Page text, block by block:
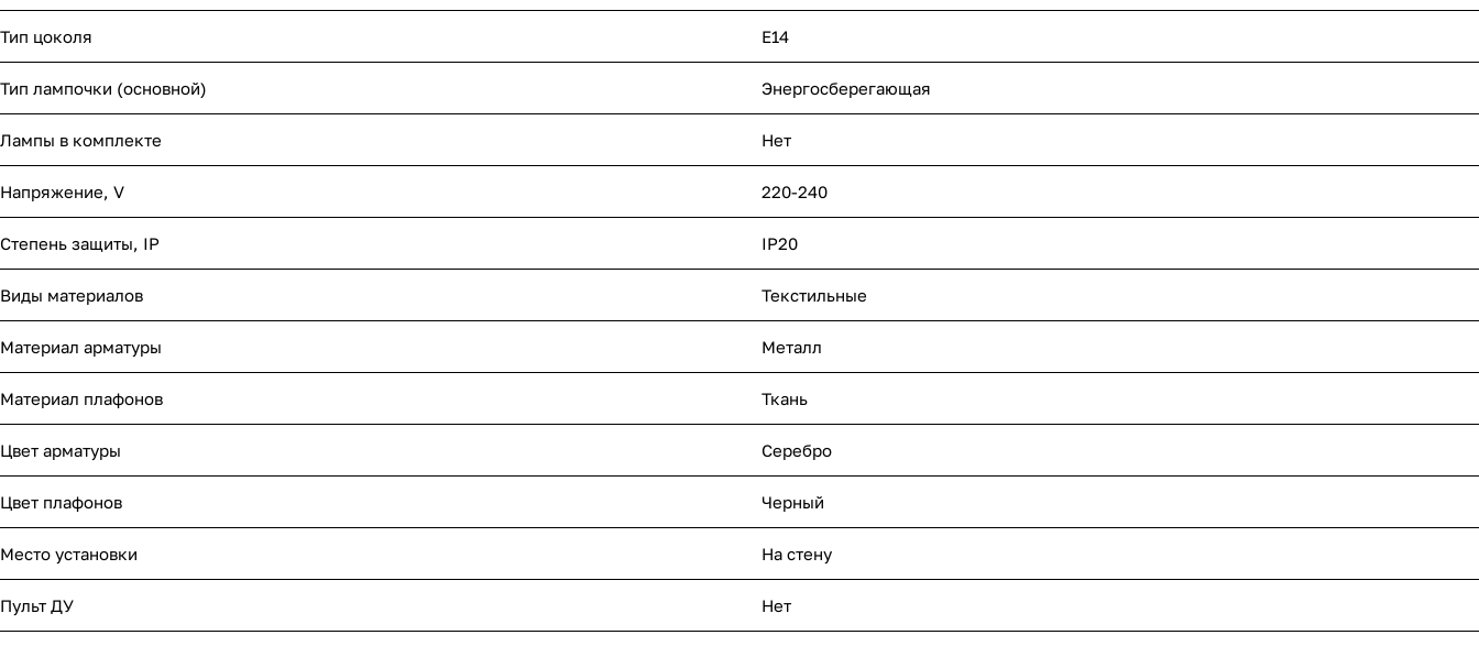
Тип цоколя E14
Тип лампочки (основной) Энергосберегающая
Лампы в комплекте Нет
Напряжение, V 220-240
Степень защиты, IP IP20
Виды материалов Текстильные
Материал арматуры Металл
Материал плафонов Ткань
Цвет арматуры Серебро
Цвет плафонов Черный
Место установки На стену
Пульт ДУ Нет